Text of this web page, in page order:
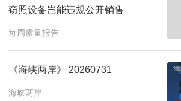
窃照设备岂能违规公开销售
每周质量报告
《海峡两岸》 20260731
海峡两岸